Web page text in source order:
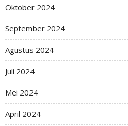
Oktober 2024
September 2024
Agustus 2024
Juli 2024
Mei 2024
April 2024